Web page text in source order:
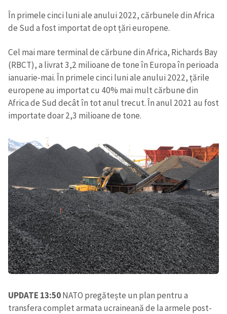
În primele cinci luni ale anului 2022, cărbunele din Africa
de Sud a fost importat de opt țări europene.
Cel mai mare terminal de cărbune din Africa, Richards Bay
(RBCT), a livrat 3,2 milioane de tone în Europa în perioada
ianuarie-mai. În primele cinci luni ale anului 2022, țările
europene au importat cu 40% mai mult cărbune din
Africa de Sud decât în ​​tot anul trecut. În anul 2021 au fost
importate doar 2,3 milioane de tone.
UPDATE 13:50NATO pregătește un plan pentru a
transfera complet armata ucraineană de la armele post-